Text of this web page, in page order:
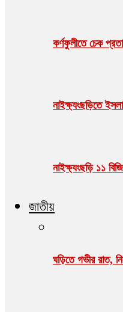
কর্ণফুলীতে চেক
নাইক্ষ‍‍্যংছড়িতে
নাইক্ষ্যংছড়ি ১১
জাতীয়
ঘড়িতে গভীর রাত,